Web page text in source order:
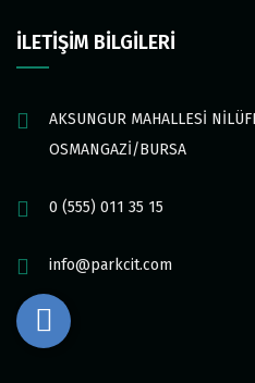
İLETİŞİM BİLGİLERİ
AKSUNGUR MAHALLESİ
OSMANGAZİ/BURSA
0 (555) 011 35 15
info@parkcit.com